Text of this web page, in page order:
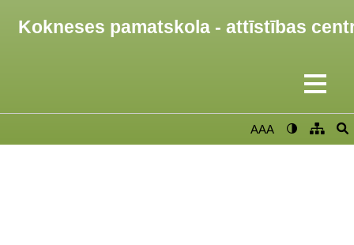
Kokneses pamatskola - attīstības
AAA